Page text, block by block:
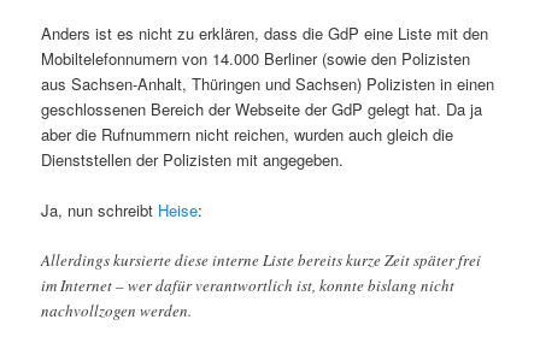
Anders ist es nicht zu erklären, dass die GdP eine Liste mit den
Mobiltelefonnumern von 14.000 Berliner (sowie den Polizisten
aus Sachsen-Anhalt, Thüringen und Sachsen) Polizisten in einen
geschlossenen Bereich der Webseite der GdP gelegt hat. Da ja
aber die Rufnummern nicht reichen, wurden auch gleich die
Dienststellen der Polizisten mit angegeben.
Ja, nun schreibt Heise:
Allerdings kursierte diese interne Liste bereits kurze Zeit später frei
im Internet – wer dafür verantwortlich ist, konnte bislang nicht
nachvollzogen werden.